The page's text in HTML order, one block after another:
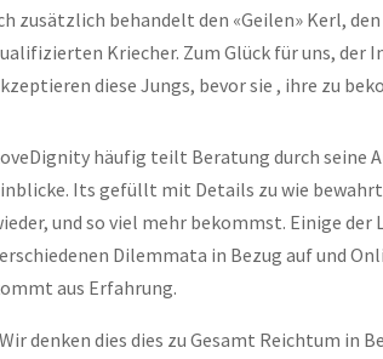
zusätzlich behandelt den «Geilen» Kerl,
Kriecher. Zum Glück für uns, der
diese Jungs, bevor sie , ihre zu
häufig teilt Beratung durch
Its gefüllt mit Details zu wie
und so viel mehr bekommst. Einige
Dilemmata in Bezug auf und
aus Erfahrung.
denken dies dies zu Gesamt Reichtum in